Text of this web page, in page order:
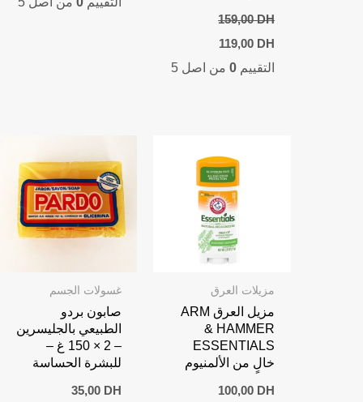
159,00DH
Original
was:
119,00 DH
Current
is:
التقييم 0من اصل 5
مزيلات العرق
مزيل العرق ARM
& HAMMER
ESSENTIALS
خالٍ من الألمنيوم
100,00 DH
غسولات الجسم
صابون بردو
الطبيعي بالجليسرين
– 2 × 150 غ –
للبشرة الحساسة
35,00 DH